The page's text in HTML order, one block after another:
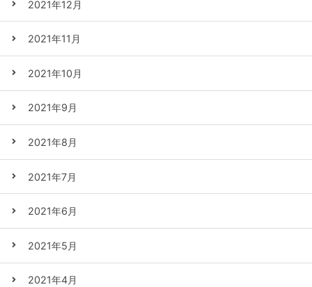
2021年12月
2021年11月
2021年10月
2021年9月
2021年8月
2021年7月
2021年6月
2021年5月
2021年4月